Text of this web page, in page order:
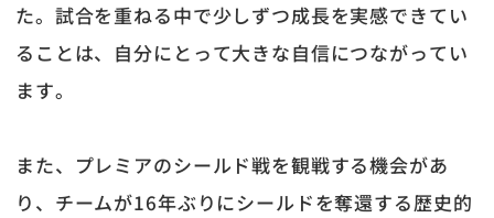
た。試合を重ねる中で少しずつ成長を実感できてい
ることは、自分にとって大きな自信につながってい
ます。
また、プレミアのシールド戦を観戦する機会があ
り、チームが16年ぶりにシールドを奪還する歴史的